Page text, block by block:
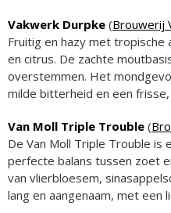
Vakwerk Durpke (Brouwerij
Fruitig en hazy met tropische
en citrus. De zachte
overstemmen. Het
milde bitterheid en een
Van Moll Triple Trouble (
De Van Moll Triple Trouble is
perfecte balans tussen zoet
van vlierbloesem,
lang en aangenaam, met een